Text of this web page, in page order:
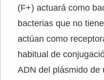
(F+) actuará como
bacterias que no
actúan como
habitual de
ADN del plásmido de